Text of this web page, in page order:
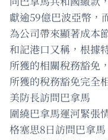
獻逾59億巴波亞幣，
為公司帶來顯著成本
和記港口又稱，根據
所獲的相關稅務豁免
所獲的稅務豁免完全
美防長訪問巴拿馬
圍繞巴拿馬運河緊張
格塞思8日訪問巴拿